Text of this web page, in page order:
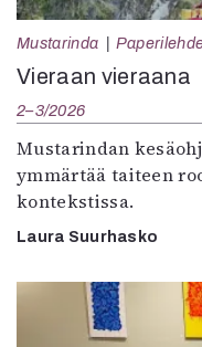
Mustarinda
Vieraan vieraana
2–3/2026
Mustarindan
ymmärtää taiteen
kontekstissa.
Laura Suurhasko